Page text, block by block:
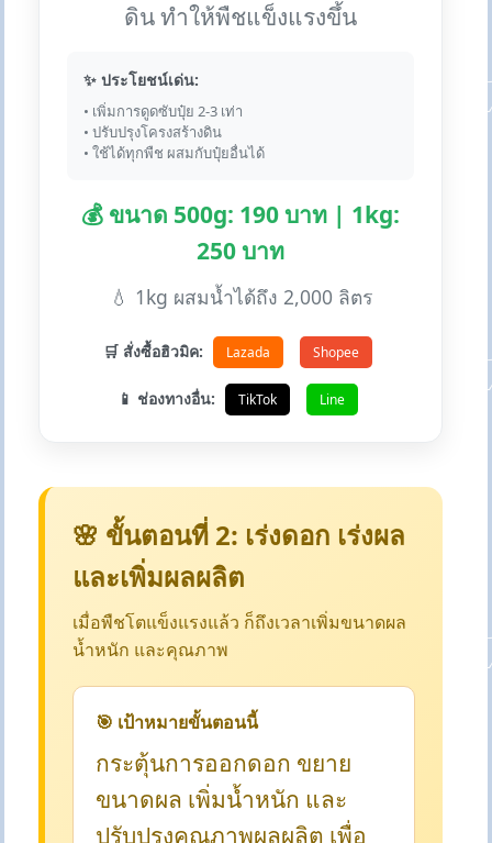
ดิน ทำให้พืชแข็งแรงขึ้น
✨ ประโยชน์เด่น:
• เพิ่มการดูดซับปุ๋ย 2-3 เท่า
• ปรับปรุงโครงสร้างดิน
• ใช้ได้ทุกพืช ผสมกับปุ๋ยอื่นได้
💰 ขนาด 500g: 190 บาท | 1kg:
250 บาท
💧 1kg ผสมน้ำได้ถึง 2,000 ลิตร
🛒 สั่งซื้อฮิวมิค: Lazada Shopee
📱 ช่องทางอื่น: TikTok Line
🌸 ขั้นตอนที่ 2: เร่งดอก เร่งผล
และเพิ่มผลผลิต
เมื่อพืชโตแข็งแรงแล้ว ก็ถึงเวลาเพิ่มขนาดผล
น้ำหนัก และคุณภาพ
🎯 เป้าหมายขั้นตอนนี้
กระตุ้นการออกดอก ขยาย
ขนาดผล เพิ่มน้ำหนัก และ
ปรับปรุงคุณภาพผลผลิต เพื่อ